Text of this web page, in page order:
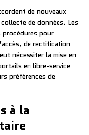
de nouveaux
de données. Les
procédures pour
de rectification
nécessiter la mise en
en libre-service
préférences de
à la